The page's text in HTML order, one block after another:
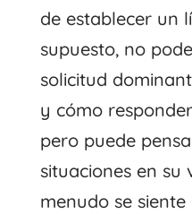
de establecer un
supuesto, no
solicitud
y cómo
pero puede
situaciones en su
menudo se